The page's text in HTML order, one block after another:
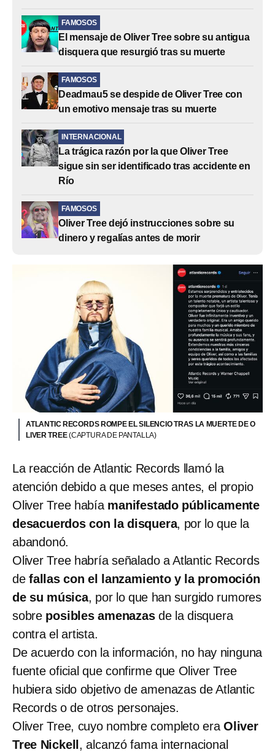
FAMOSOS
El mensaje de Oliver Tree sobre su antigua
disquera que resurgió tras su muerte
FAMOSOS
Deadmau5 se despide de Oliver Tree con
un emotivo mensaje tras su muerte
INTERNACIONAL
La trágica razón por la que Oliver Tree
sigue sin ser identificado tras accidente en
Río
FAMOSOS
Oliver Tree dejó instrucciones sobre su
dinero y regalías antes de morir
ATLANTIC RECORDS ROMPE EL SILENCIO TRAS LA MUERTE DE O
LIVER TREE(CAPTURA DE PANTALLA)
La reacción de Atlantic Records llamó la
atención debido a que meses antes, el propio
Oliver Tree había manifestado públicamente
desacuerdos con la disquera, por lo que la
abandonó.
Oliver Tree habría señalado a Atlantic Records
de fallas con el lanzamiento y la promoción
de su música, por lo que han surgido rumores
sobre posibles amenazasde la disquera
contra el artista.
De acuerdo con la información, no hay ninguna
fuente oficial que confirme que Oliver Tree
hubiera sido objetivo de amenazas de Atlantic
Records o de otros personajes.
Oliver Tree, cuyo nombre completo eraOliver
Tree Nickell , alcanzó fama internacional